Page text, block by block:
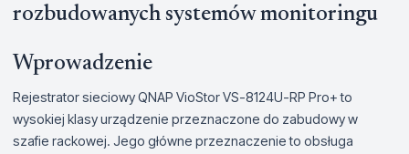
rozbudowanych systemów monitoringu
Wprowadzenie
Rejestrator sieciowy QNAP VioStor VS-8124U-RP Pro+ to
wysokiej klasy urządzenie przeznaczone do zabudowy w
szafie rackowej. Jego główne przeznaczenie to obsługa